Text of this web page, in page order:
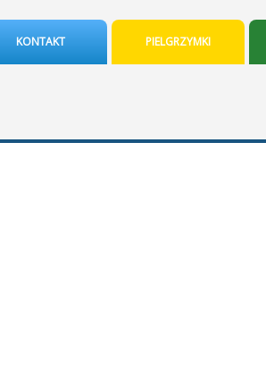
KONTAKT PIELGRZYMKI